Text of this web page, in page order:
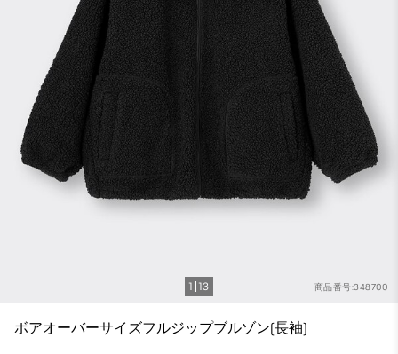
商品番号:348700
1 13
ボアオーバーサイズフルジップブルゾン(長袖)